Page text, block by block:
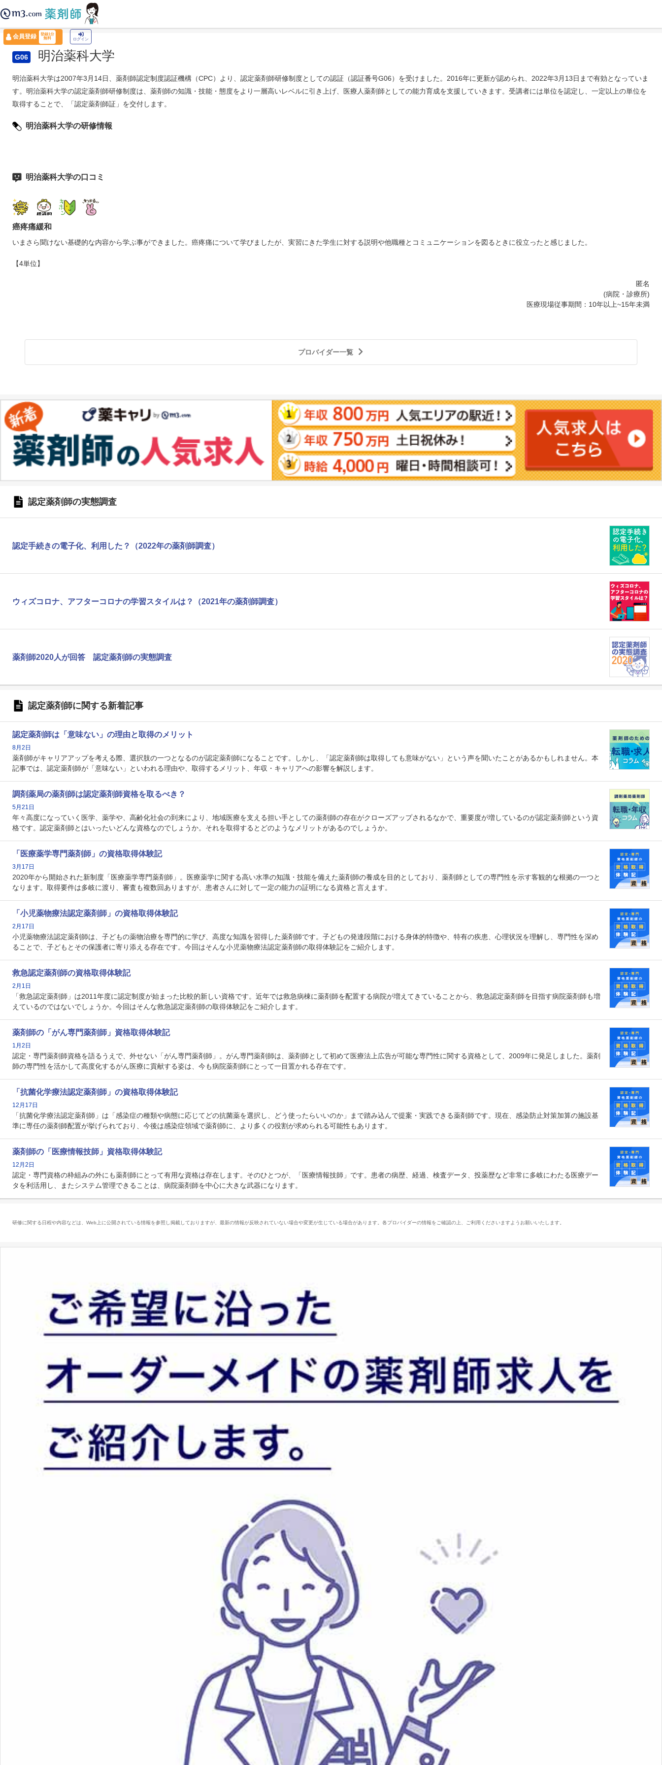
会員登録
登録1分
無料
ログイン
› プロバイダー一覧
G06 明治薬科大学
明治薬科大学は2007年3月14日、薬剤師認定制度認証機構（CPC）より、認定薬剤師研修制度としての認証（認証番号G06）を受けました。2016年に更新が認められ、2022年3月13日まで有効となっていま
す。明治薬科大学の認定薬剤師研修制度は、薬剤師の知識・技能・態度をより一層高いレベルに引き上げ、医療人薬剤師としての能力育成を支援していきます。受講者には単位を認定し、一定以上の単位を
取得することで、「認定薬剤師証」を交付します。
明治薬科大学の研修情報
明治薬科大学の口コミ
癌疼痛緩和
いまさら聞けない基礎的な内容から学ぶ事ができました。癌疼痛について学びましたが、実習にきた学生に対する説明や他職種とコミュニケーションを図るときに役立ったと感じました。
【4単位】
匿名
(病院・診療所)
医療現場従事期間：10年以上~15年未満
プロバイダー一覧
認定薬剤師の実態調査
認定手続きの電子化、利用した？（2022年の薬剤師調査）
ウィズコロナ、アフターコロナの学習スタイルは？（2021年の薬剤師調査）
薬剤師2020人が回答 認定薬剤師の実態調査
認定薬剤師に関する新着記事
認定薬剤師は「意味ない」の理由と取得のメリット
8月2日
薬剤師がキャリアアップを考える際、選択肢の一つとなるのが認定薬剤師になることです。しかし、「認定薬剤師は取得しても意味がない」という声を聞いたことがあるかもしれません。本
記事では、認定薬剤師が「意味ない」といわれる理由や、取得するメリット、年収・キャリアへの影響を解説します。
調剤薬局の薬剤師は認定薬剤師資格を取るべき？
5月21日
年々高度になっていく医学、薬学や、高齢化社会の到来により、地域医療を支える担い手としての薬剤師の存在がクローズアップされるなかで、重要度が増しているのが認定薬剤師という資
格です。認定薬剤師とはいったいどんな資格なのでしょうか。それを取得するとどのようなメリットがあるのでしょうか。
「医療薬学専門薬剤師」の資格取得体験記
3月17日
2020年から開始された新制度「医療薬学専門薬剤師」。医療薬学に関する高い水準の知識・技能を備えた薬剤師の養成を目的としており、薬剤師としての専門性を示す客観的な根拠の一つと
なります。取得要件は多岐に渡り、審査も複数回ありますが、患者さんに対して一定の能力の証明になる資格と言えます。
「小児薬物療法認定薬剤師」の資格取得体験記
2月17日
小児薬物療法認定薬剤師は、子どもの薬物治療を専門的に学び、高度な知識を習得した薬剤師です。子どもの発達段階における身体的特徴や、特有の疾患、心理状況を理解し、専門性を深め
ることで、子どもとその保護者に寄り添える存在です。今回はそんな小児薬物療法認定薬剤師の取得体験記をご紹介します。
救急認定薬剤師の資格取得体験記
2月1日
「救急認定薬剤師」は2011年度に認定制度が始まった比較的新しい資格です。近年では救急病棟に薬剤師を配置する病院が増えてきていることから、救急認定薬剤師を目指す病院薬剤師も増
えているのではないでしょうか。今回はそんな救急認定薬剤師の取得体験記をご紹介します。
薬剤師の「がん専門薬剤師」資格取得体験記
1月2日
認定・専門薬剤師資格を語るうえで、外せない「がん専門薬剤師」。がん専門薬剤師は、薬剤師として初めて医療法上広告が可能な専門性に関する資格として、2009年に発足しました。薬剤
師の専門性を活かして高度化するがん医療に貢献する姿は、今も病院薬剤師にとって一目置かれる存在です。
「抗菌化学療法認定薬剤師」の資格取得体験記
12月17日
「抗菌化学療法認定薬剤師」は「感染症の種類や病態に応じてどの抗菌薬を選択し、どう使ったらいいのか」まで踏み込んで提案・実践できる薬剤師です。現在、感染防止対策加算の施設基
準に専任の薬剤師配置が挙げられており、今後は感染症領域で薬剤師に、より多くの役割が求められる可能性もあります。
薬剤師の「医療情報技師」資格取得体験記
12月2日
認定・専門資格の枠組みの外にも薬剤師にとって有用な資格は存在します。そのひとつが、「医療情報技師」です。患者の病歴、経過、検査データ、投薬歴など非常に多岐にわたる医療デー
タを利活用し、またシステム管理できることは、病院薬剤師を中心に大きな武器になります。
研修に関する日程や内容などは、Web上に公開されている情報を参照し掲載しておりますが、最新の情報が反映されていない場合や変更が生じている場合があります。各プロバイダーの情報をご確認の上、ご利用くださいますようお願いいたします。